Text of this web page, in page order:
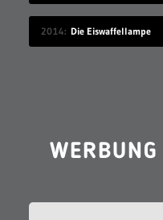
2014 Die Eiswaffellampe